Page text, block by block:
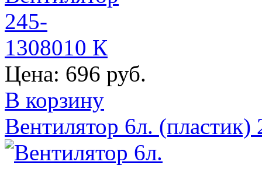
Цена: 696 руб.
В корзину
Вентилятор 6л. (пластик)